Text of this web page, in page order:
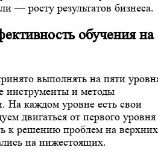
— росту результатов бизнеса.
обучения на
выполнять на пяти
инструменты и методы
На каждом уровне есть свои
двигаться от первого уровня
к решению проблем на верхних
на нижестоящих.